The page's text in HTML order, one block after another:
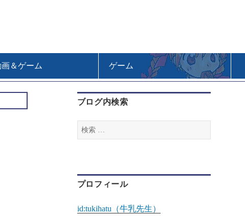
＆ゲーム ゲーム
ブログ内検索
検
索
プロフィール
id:tukihatu（牛乳先生）